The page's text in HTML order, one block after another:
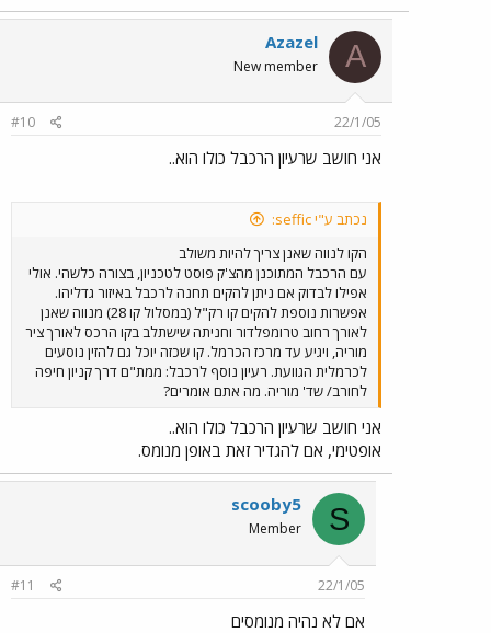
A
Azazel
New member
22/1/05
#10
אני חושב שרעיון הרכבל כולו הוא..
נכתב ע"י seffic:
הקו לנווה שאנן צריך להיות משולב
עם הרכבל המתוכנן מהצ'ק פוסט לטכניון, בצורה כלשהי. אולי
אפילו לבדוק אם ניתן להקים תחנה לרכבל באיזור גדליהו.
אפשרות נוספת להקים קו רק"ל (במסלול קו 28) מנווה שאנן
לאורך רחוב טרומפלדור וחניתה שישתלב בקו הרכס לאורך ציר
מוריה, ויגיע עד מרכז הכרמל. קו שכזה יוכל גם להזין נוסעים
לכרמלית הגוועת. רעיון נוסף לרכבל: ממת"ם דרך קניון חיפה
לחורב/ שד' מוריה. מה אתם אומרים?
אני חושב שרעיון הרכבל כולו הוא..
אופטימי, אם להגדיר זאת באופן מנומס.
S
scooby5
Member
22/1/05
#11
אם לא נהיה מנומסים